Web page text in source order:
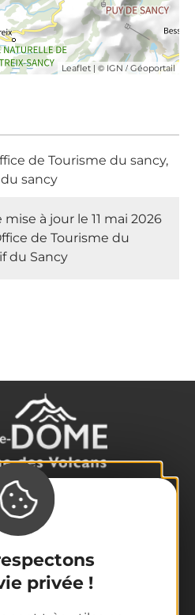
privée !
Leaflet | © IGN / Géoportail
de Tourisme du sancy,
sancy
mise à jour le 11 mai 2026
de Tourisme du
du Sancy
des Volcans
l'agenda